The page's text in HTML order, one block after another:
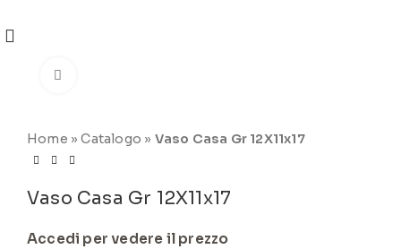
Home »Catalogo » Vaso Casa Gr 12X11x17
Vaso Casa Gr 12X11x17
Accedi per vedere il prezzo